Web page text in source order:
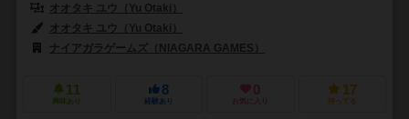
オオタキ ユウ（Yu Otaki）
オオタキ ユウ（Yu Otaki）
ナイアガラゲームズ（NIAGARA GAMES）
11
興味あり
8
経験あり
0
お気に入り
17
持ってる